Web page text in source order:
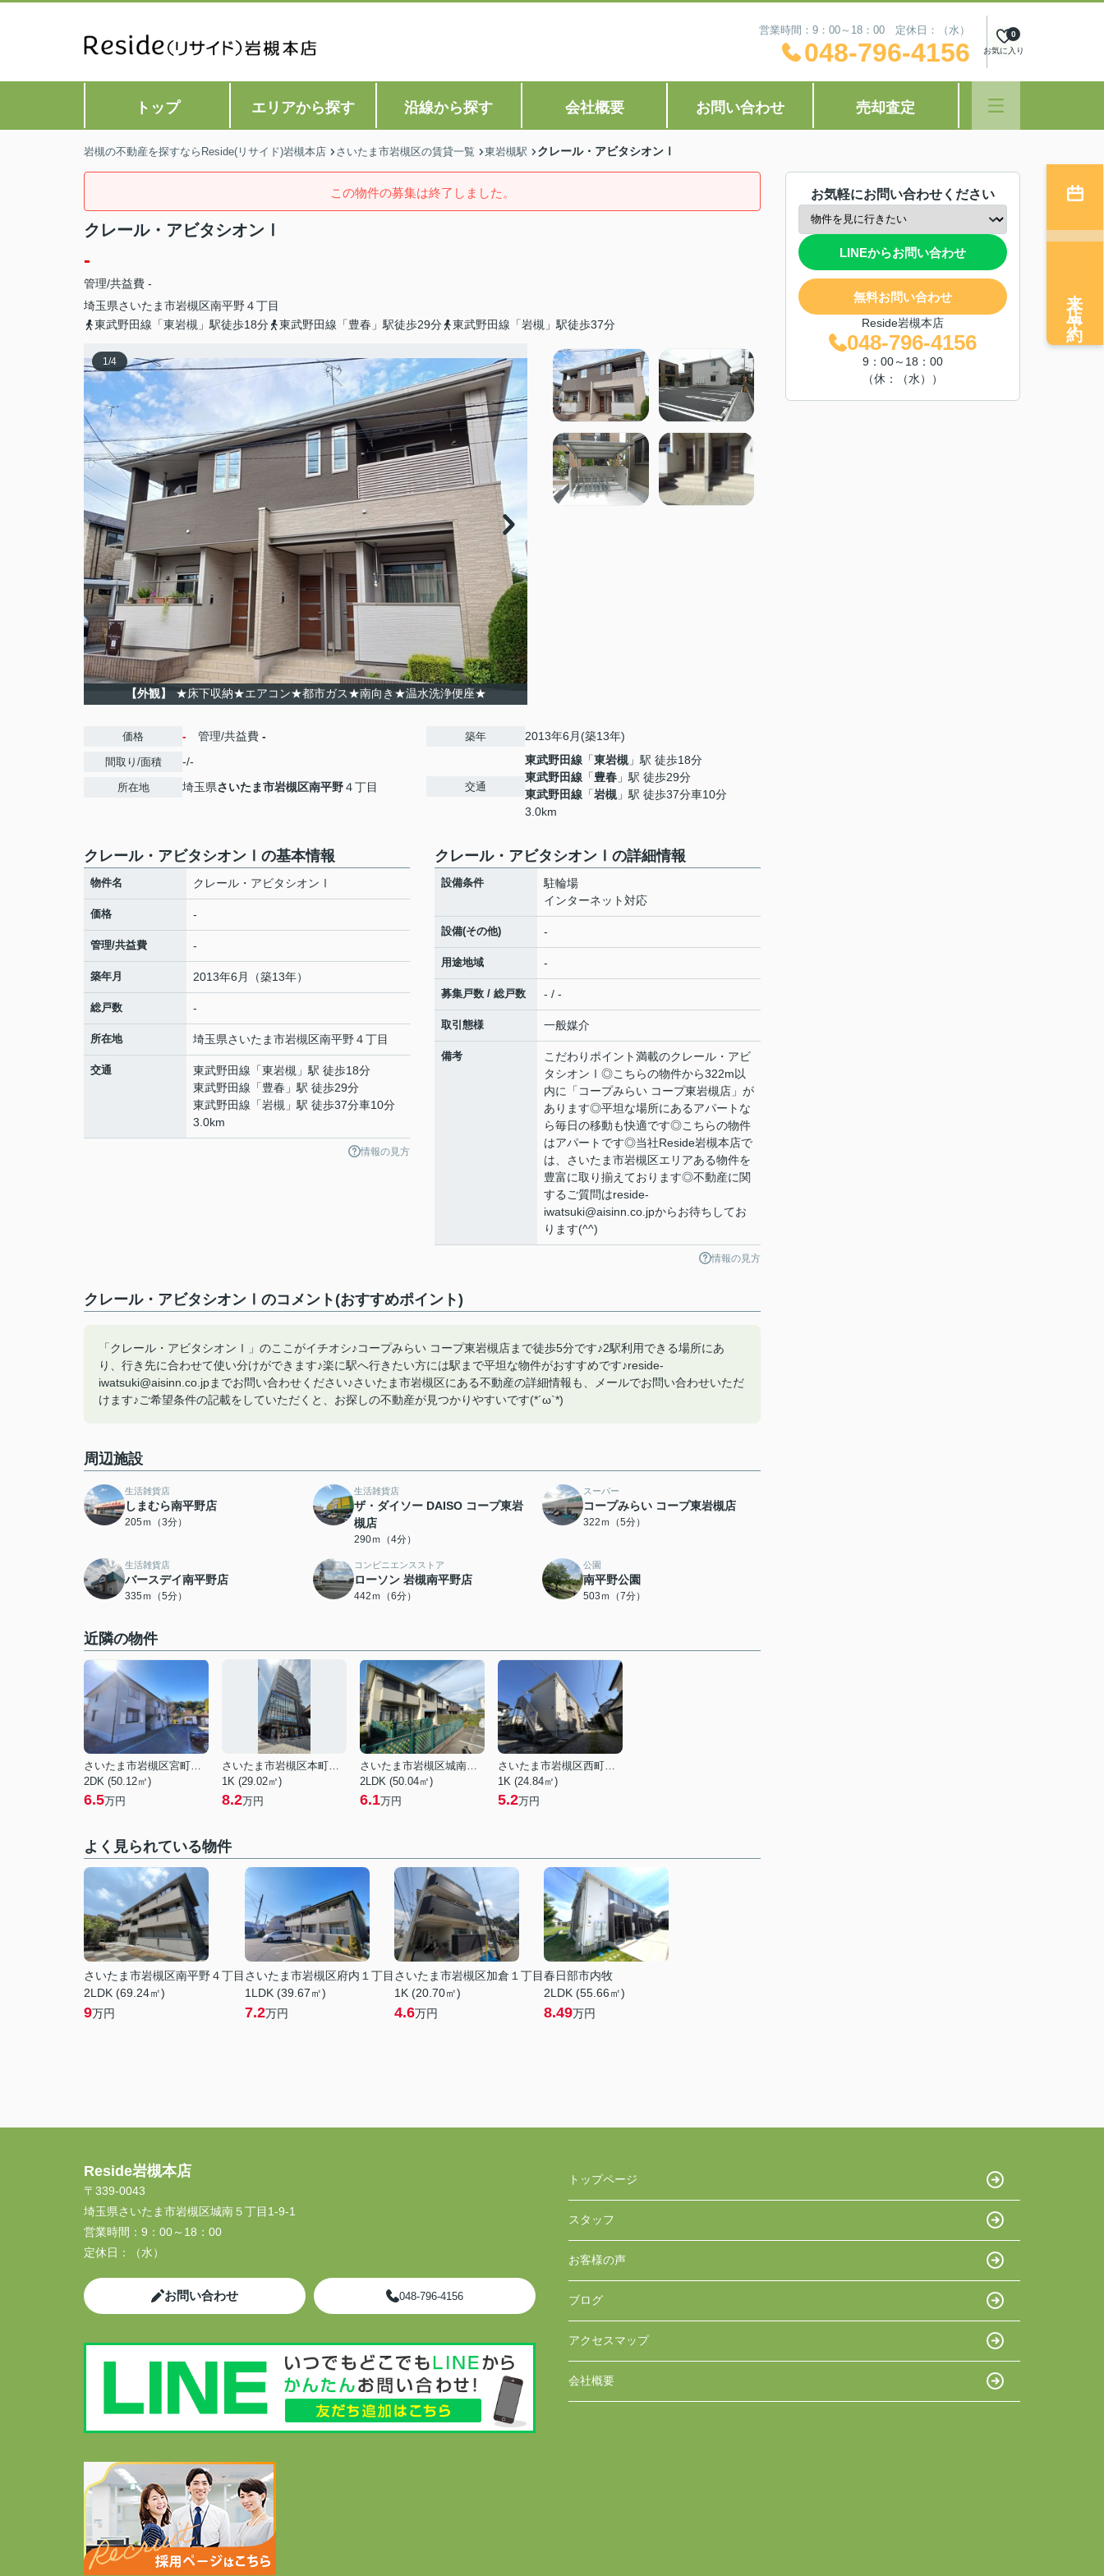
営業時間：9：00～18：00 定休日：（水）
048-796-4156 お気に入り
0
トップ エリアから探す 沿線から探す 会社概要 お問い合わせ 売却査定
岩槻の不動産を探すならReside(リサイド)岩槻本店 さいたま市岩槻区の賃貸一覧 東岩槻駅 クレール・アビタシオンⅠ
この物件の募集は終了しました。
クレール・アビタシオンⅠ
-
管理/共益費 -
埼玉県さいたま市岩槻区南平野４丁目
東武野田線「東岩槻」駅徒歩18分
東武野田線「豊春」駅徒歩29分 東武野田線「岩槻」駅徒歩37分
1/4
【外観】 ★床下収納★エアコン★都市ガス★南向き★温水洗浄便座★
価格 - 管理/共益費 -
間取り/面積 -/-
所在地 埼玉県さいたま市岩槻区南平野４丁目
築年 2013年6月(築13年)
交通
東武野田線 「東岩槻 」駅 徒歩18分
東武野田線 「豊春 」駅 徒歩29分
東武野田線 「岩槻 」駅 徒歩37分車10分
3.0km
クレール・アビタシオンⅠの基本情報
物件名 クレール・アビタシオンⅠ
価格 -
管理/共益費 -
築年月 2013年6月（築13年）
総戸数 -
所在地 埼玉県さいたま市岩槻区南平野４丁目
交通 東武野田線 「東岩槻 」駅 徒歩18分
東武野田線 「豊春 」駅 徒歩29分
東武野田線 「岩槻 」駅 徒歩37分車10分
3.0km
情報の見方
クレール・アビタシオンⅠの詳細情報
設備条件
駐輪場
インターネット対応
設備(その他) -
用途地域 -
募集戸数 / 総戸数 - / -
取引態様 一般媒介
備考
こだわりポイント満載のクレール・アビ
タシオンⅠ◎こちらの物件から322m以
内に「コープみらい コープ東岩槻店」が
あります◎平坦な場所にあるアパートな
ら毎日の移動も快適です◎こちらの物件
はアパートです◎当社Reside岩槻本店で
は、さいたま市岩槻区エリアある物件を
豊富に取り揃えております◎不動産に関
するご質問はreside-
iwatsuki@aisinn.co.jpからお待ちしてお
ります(^^)
情報の見方
クレール・アビタシオンⅠのコメント(おすすめポイント)
「クレール・アビタシオンⅠ」のここがイチオシ♪コープみらい コープ東岩槻店まで徒歩5分です♪2駅利用できる場所にあ
り、行き先に合わせて使い分けができます♪楽に駅へ行きたい方には駅まで平坦な物件がおすすめです♪reside-
iwatsuki@aisinn.co.jpまでお問い合わせください♪さいたま市岩槻区にある不動産の詳細情報も、メールでお問い合わせいただ
けます♪ご希望条件の記載をしていただくと、お探しの不動産が見つかりやすいです(*´ω`*)
周辺施設
生活雑貨店
しまむら南平野店
205ｍ（3分）
生活雑貨店
ザ・ダイソー DAISO コープ東岩
槻店
290ｍ（4分）
スーパー
コープみらい コープ東岩槻店
322ｍ（5分）
生活雑貨店
バースデイ南平野店
335ｍ（5分）
コンビニエンスストア
ローソン 岩槻南平野店
442ｍ（6分）
公園
南平野公園
503ｍ（7分）
近隣の物件
さいたま市岩槻区宮町２丁目
2DK (50.12㎡)
6.5万円
さいたま市岩槻区本町１丁目
1K (29.02㎡)
8.2万円
さいたま市岩槻区城南５丁目
2LDK (50.04㎡)
6.1万円
さいたま市岩槻区西町５丁目
1K (24.84㎡)
5.2万円
よく見られている物件
さいたま市岩槻区南平野４丁目
2LDK (69.24㎡)
9万円
さいたま市岩槻区府内１丁目
1LDK (39.67㎡)
7.2万円
さいたま市岩槻区加倉１丁目
1K (20.70㎡)
4.6万円
春日部市内牧
2LDK (55.66㎡)
8.49万円
お気軽にお問い合わせください
LINEからお問い合わせ
無料お問い合わせ
Reside岩槻本店
048-796-4156
9：00～18：00
（休：（水））
来店予約
Reside岩槻本店
〒339-0043
埼玉県さいたま市岩槻区城南５丁目1-9-1
営業時間： 9：00～18：00
定休日：
（水）
お問い合わせ 048-796-4156
トップページ
スタッフ
お客様の声
ブログ
アクセスマップ
会社概要